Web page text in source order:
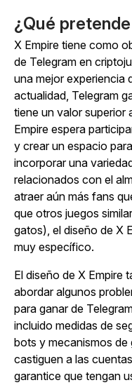
¿Qué
X Empire tiene como
de Telegram en
una mejor experiencia
actualidad, Telegram
tiene un valor superior
Empire espera
y crear un espacio
incorporar una
relacionados con el
atraer aún más fans
que otros juegos
gatos), el diseño de X
muy específico.
El diseño de X Empire
abordar algunos
para ganar de
incluido medidas de
bots y mecanismos
castiguen a las
garantice que tengan